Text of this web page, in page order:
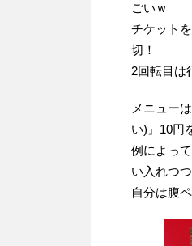
ごいｗ
チケット
切！
2回転目は
メニュー
い)』10円
例によっ
い入れつ
自分は腹